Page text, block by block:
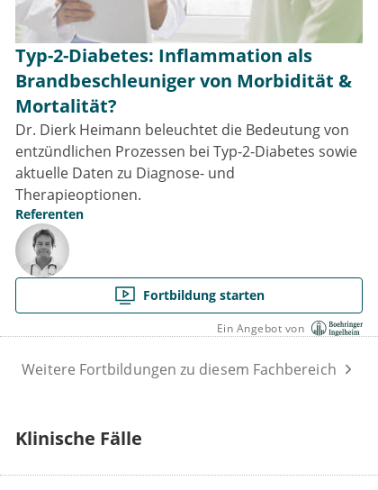
Typ-2-Diabetes: Inflammation als
Brandbeschleuniger von Morbidität &
Mortalität?
Dr. Dierk Heimann beleuchtet die Bedeutung von
entzündlichen Prozessen bei Typ-2-Diabetes sowie
aktuelle Daten zu Diagnose- und
Therapieoptionen.
Referenten
Fortbildung starten
Ein Angebot von
Weitere Fortbildungen zu diesem Fachbereich
Klinische Fälle